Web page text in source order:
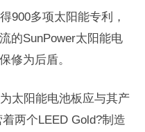
900多项太阳能专利，
的SunPower太阳能电
修为后盾。
太阳能电池板应与其产
两个LEED Gold?制造